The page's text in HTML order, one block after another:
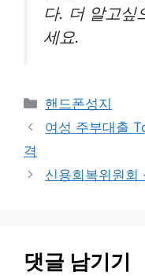
다. 더 알고싶
세요.
카
테
고
핸드폰성지
여성 주부대출
격
신용회복위원회
댓글 남기기